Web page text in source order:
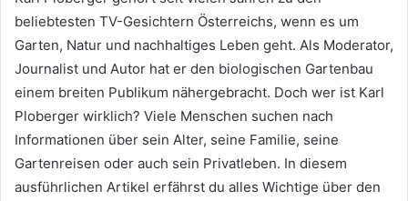
beliebtesten TV-Gesichtern Österreichs, wenn es um
Garten, Natur und nachhaltiges Leben geht. Als Moderator,
Journalist und Autor hat er den biologischen Gartenbau
einem breiten Publikum nähergebracht. Doch wer ist Karl
Ploberger wirklich? Viele Menschen suchen nach
Informationen über sein Alter, seine Familie, seine
Gartenreisen oder auch sein Privatleben. In diesem
ausführlichen Artikel erfährst du alles Wichtige über den